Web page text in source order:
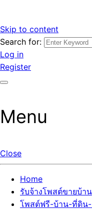
Skip to content
รับจ้างโพสต์ขายบ้านราค
หา โพสต์คุณภาพ ราคาคุ้ม
เว็บไซต์ รับจ้างโพสต์ขาย
ขายบ้าน รับโพสต์ที่ดิน อสั
เกิ้ลหน้าแรกทุกโพสต์ได้จริ
Search for:
Log in
Register
Menu
Close
Home
รับจ้างโพสต์ขายบ้าน
โพสต์ฟรี-บ้าน-ที่ดิน-